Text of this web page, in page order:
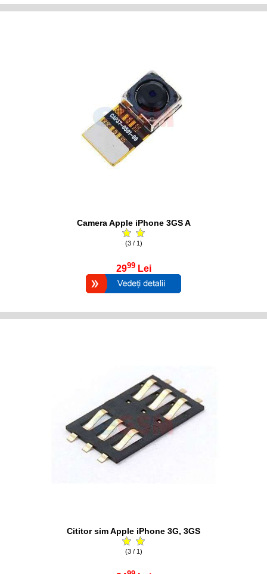
Camera Apple iPhone 3GS A
(3 / 1)
2999 Lei
Cititor sim Apple iPhone 3G, 3GS
(3 / 1)